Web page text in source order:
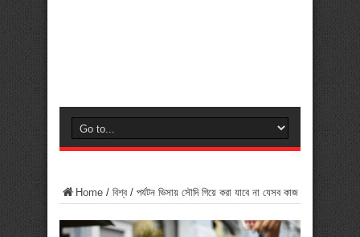
Home / বিশ্ব / পর্যটন ভিসায় সৌদি গিয়ে করা যাবে না যেসব কাজ